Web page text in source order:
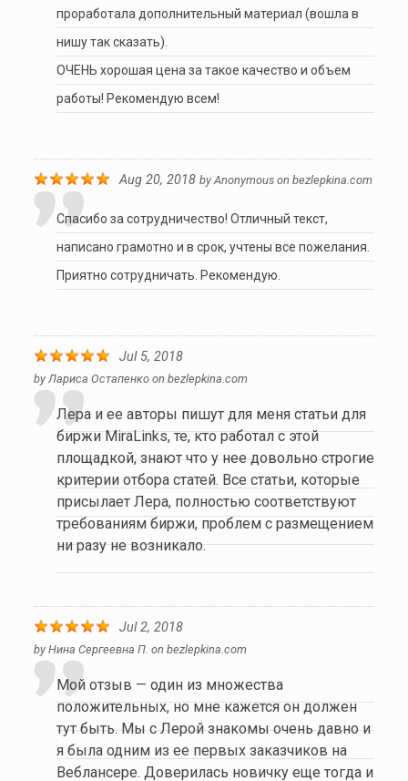
проработала дополнительный материал (вошла в
нишу так сказать).
ОЧЕНЬ хорошая цена за такое качество и объем
работы! Рекомендую всем!
Aug 20, 2018 byAnonymouson bezlepkina.com
Спасибо за сотрудничество! Отличный текст,
написано грамотно и в срок, учтены все пожелания.
Приятно сотрудничать. Рекомендую.
Jul 5, 2018
byЛариса Остапенкоon bezlepkina.com
Лера и ее авторы пишут для меня статьи для
биржи MiraLinks, те, кто работал с этой
площадкой, знают что у нее довольно строгие
критерии отбора статей. Все статьи, которые
присылает Лера, полностью соответствуют
требованиям биржи, проблем с размещением
ни разу не возникало.
Jul 2, 2018
by Нина Сергеевна П. on bezlepkina.com
Мой отзыв — один из множества
положительных, но мне кажется он должен
тут быть. Мы с Лерой знакомы очень давно и
я была одним из ее первых заказчиков на
Веблансере. Доверилась новичку еще тогда и